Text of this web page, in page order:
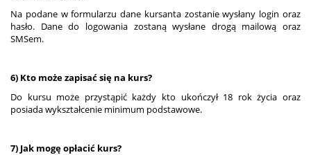
Na podane w formularzu dane kursanta zostanie wysłany login oraz
hasło. Dane do logowania zostaną wysłane drogą mailową oraz
SMSem.
6) Kto może zapisać się na kurs?
Do kursu może przystąpić każdy kto ukończył 18 rok życia oraz
posiada wykształcenie minimum podstawowe.
7) Jak mogę opłacić kurs?